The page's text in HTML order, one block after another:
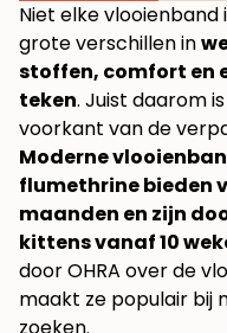
Niet elke vlooienband
grote verschillen in
stoffen, comfort en
teken. Juist daarom
voorkant van de
Moderne
flumethrine bieden
maanden en zijn
kittens vanaf 10
doorOHRA over de
maakt ze populair bij